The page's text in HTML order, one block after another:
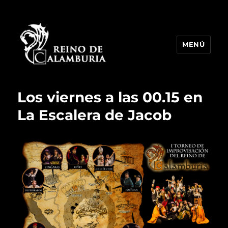
MENÚ
Los viernes a las 00.15 en
La Escalera de Jacob